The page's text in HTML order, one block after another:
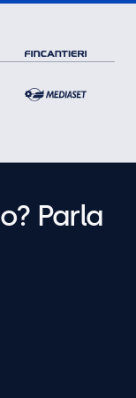
segnale o
può essereParla